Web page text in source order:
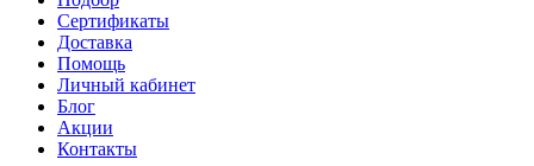
Сертификаты
Доставка
Помощь
Личный кабинет
Блог
Акции
Контакты